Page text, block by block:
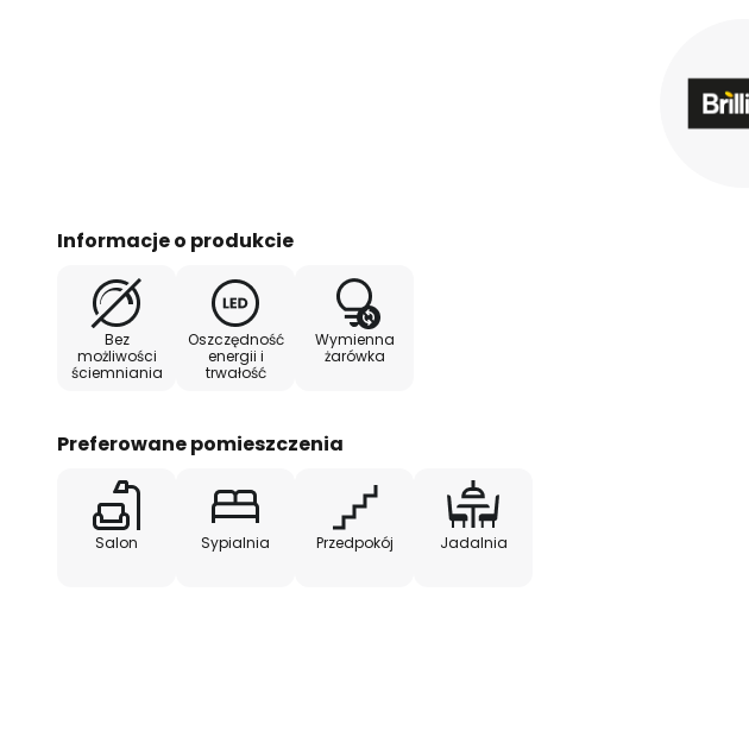
Informacje o produkcie
Bez
możliwości
ściemniania
Oszczędność
energii i
trwałość
Wymienna
żarówka
Preferowane pomieszczenia
Salon Sypialnia Przedpokój Jadalnia